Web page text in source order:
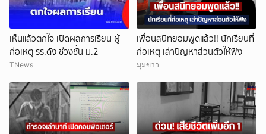
เห็นแล้วตกใจ เปิดผลการเรียน ผู้
ก่อเหตุ รร.ดัง ช่วงชั้น ม.2
TNews
เพื่อนสนิทยอมพูดแล้ว!! นักเรียนที่
ก่อเหตุ เล่าปัญหาส่วนตัวให้ฟัง
มุมข่าว